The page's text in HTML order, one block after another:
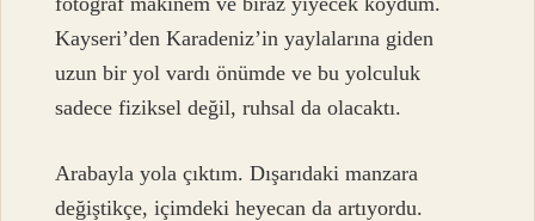
Kayseri’den Karadeniz’in yaylalarına giden
uzun bir yol vardı önümde ve bu yolculuk
sadece fiziksel değil, ruhsal da olacaktı.
Arabayla yola çıktım. Dışarıdaki manzara
değiştikçe, içimdeki heyecan da artıyordu.